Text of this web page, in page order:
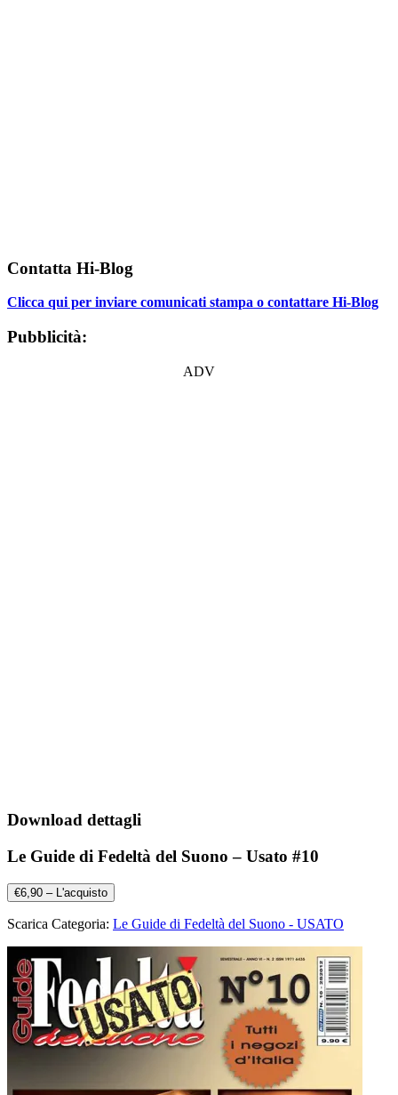
Contatta Hi-Blog
Clicca qui per inviare comunicati stampa o contattare Hi-Blog
Pubblicità:
ADV
Download dettagli
Le Guide di Fedeltà del Suono – Usato #10
€6,90 – L'acquisto
Scarica Categoria: Le Guide di Fedeltà del Suono - USATO